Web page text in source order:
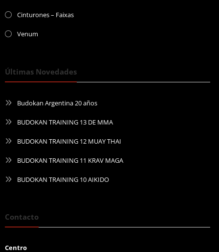
Cinturones – Faixas
Venum
Últimas Novedades
Budokan Argentina 20 años
BUDOKAN TRAINING 13 DE MMA
BUDOKAN TRAINING 12 MUAY THAI
BUDOKAN TRAINING 11 KRAV MAGA
BUDOKAN TRAINING 10 AIKIDO
Contacto
Centro